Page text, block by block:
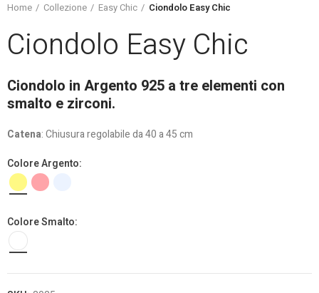
Home Collezione Easy Chic Ciondolo Easy Chic
Ciondolo Easy Chic
Ciondolo in Argento 925 a tre elementi con
smalto e zirconi.
Catena:Chiusura regolabile da 40 a 45 cm
Colore Argento
Colore Smalto